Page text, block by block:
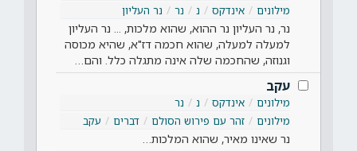
מילונים
אינדקס נ נר נר העליון
נר, נר העליון נר ההוא, שהוא מלכות, ... נר העליון
למעלה למעלה, שהוא חכמה דז"א, שהיא מכוסה
וגנוזה, שהחכמה שלה אינה מתגלה כלל. והם…
עקב
מילונים אינדקס נ
נר
מילונים
זהר עם פירוש הסולם דברים עקב
נר שאינו מאיר, שהוא המלכות…